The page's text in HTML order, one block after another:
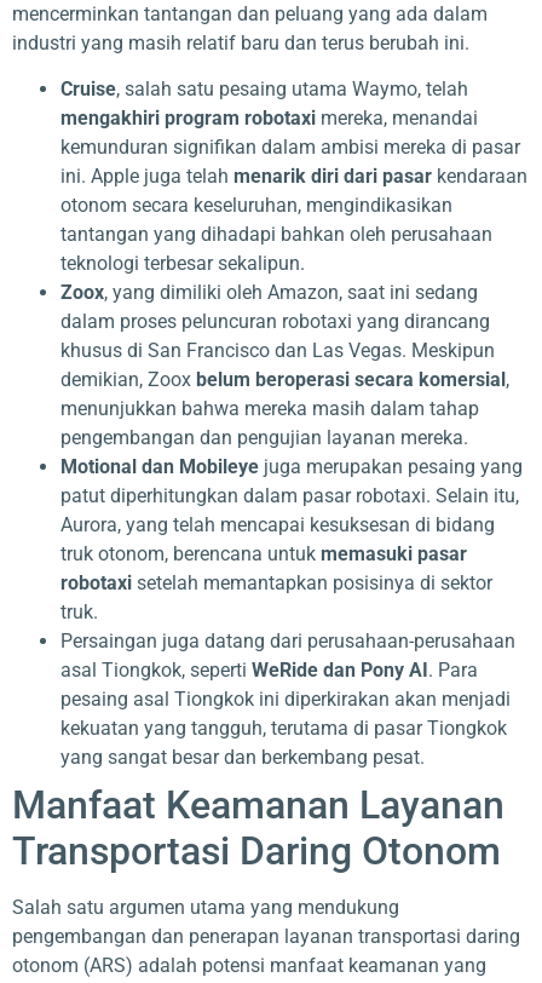
mencerminkan tantangan dan peluang yang ada dalam
industri yang masih relatif baru dan terus berubah ini.
Cruise, salah satu pesaing utama Waymo, telah
mengakhiri program robotaxi mereka, menandai
kemunduran signifikan dalam ambisi mereka di pasar
ini. Apple juga telah menarik diri dari pasar kendaraan
otonom secara keseluruhan, mengindikasikan
tantangan yang dihadapi bahkan oleh perusahaan
teknologi terbesar sekalipun.
Zoox, yang dimiliki oleh Amazon, saat ini sedang
dalam proses peluncuran robotaxi yang dirancang
khusus di San Francisco dan Las Vegas. Meskipun
demikian, Zoox belum beroperasi secara komersial,
menunjukkan bahwa mereka masih dalam tahap
pengembangan dan pengujian layanan mereka.
Motional dan Mobileye juga merupakan pesaing yang
patut diperhitungkan dalam pasar robotaxi. Selain itu,
Aurora, yang telah mencapai kesuksesan di bidang
truk otonom, berencana untuk memasuki pasar
robotaxi setelah memantapkan posisinya di sektor
truk.
Persaingan juga datang dari perusahaan-perusahaan
asal Tiongkok, seperti WeRide dan Pony AI. Para
pesaing asal Tiongkok ini diperkirakan akan menjadi
kekuatan yang tangguh, terutama di pasar Tiongkok
yang sangat besar dan berkembang pesat.
Manfaat Keamanan Layanan
Transportasi Daring Otonom
Salah satu argumen utama yang mendukung
pengembangan dan penerapan layanan transportasi daring
otonom (ARS) adalah potensi manfaat keamanan yang